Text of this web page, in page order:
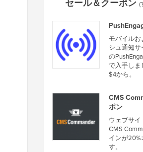
セール＆クーポン (
モバイルお
シュ通知
の
で入手し
$4から。
CMS
ポン
ウェブサ
CMS
インが20%
す。